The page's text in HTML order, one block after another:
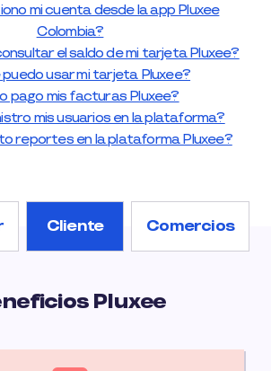
mi cuenta desde la app Pluxee
Colombia?
el saldo de mi tarjeta Pluxee?
usar mi tarjeta Pluxee?
pago mis facturas Pluxee?
mis usuarios en la plataforma?
reportes en la plataforma Pluxee?
Cliente Comercios
Pluxee